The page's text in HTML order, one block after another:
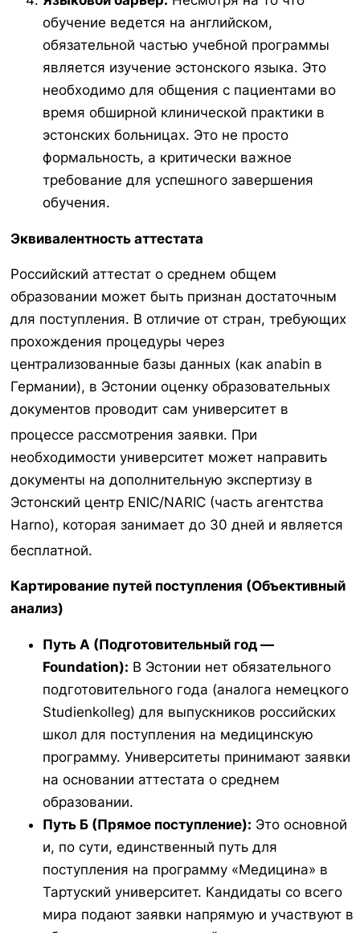
обучение ведется на английском,
обязательной частью учебной программы
является изучение эстонского языка. Это
необходимо для общения с пациентами во
время обширной клинической практики в
эстонских больницах. Это не просто
формальность, а критически важное
требование для успешного завершения
обучения.
Эквивалентность аттестата
Российский аттестат о среднем общем
образовании может быть признан достаточным
для поступления. В отличие от стран, требующих
прохождения процедуры через
централизованные базы данных (как anabin в
Германии), в Эстонии оценку образовательных
документов проводит сам университет в
процессе рассмотрения заявки. При
необходимости университет может направить
документы на дополнительную экспертизу в
Эстонский центр ENIC/NARIC (часть агентства
Harno), которая занимает до 30 дней и является
бесплатной.
Картирование путей поступления (Объективный
анализ)
Путь А (Подготовительный год —
Foundation): В Эстонии нет обязательного
подготовительного года (аналога немецкого
Studienkolleg) для выпускников российских
школ для поступления на медицинскую
программу. Университеты принимают заявки
на основании аттестата о среднем
образовании.
Путь Б (Прямое поступление): Это основной
и, по сути, единственный путь для
поступления на программу «Медицина» в
Тартуский университет. Кандидаты со всего
мира подают заявки напрямую и участвуют в